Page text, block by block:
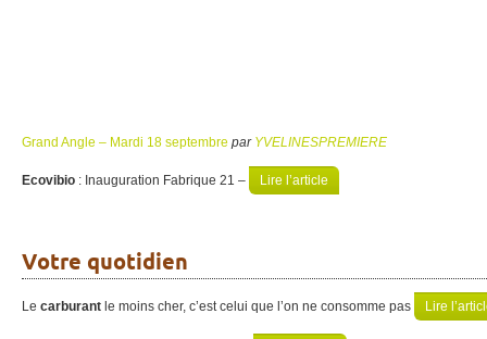
Grand Angle – Mardi 18 septembre par YVELINESPREMIERE
Ecovibio : Inauguration Fabrique 21 – Lire l’article
Votre quotidien
Le carburant le moins cher, c’est celui que l’on ne consomme pas Lire